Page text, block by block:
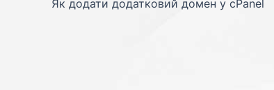
Як додати додатковий домен у cPanel